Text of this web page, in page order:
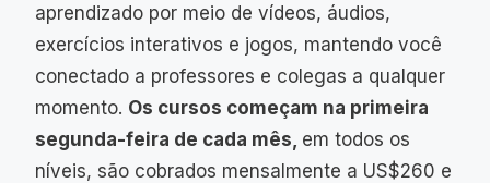
aprendizado por meio de vídeos, áudios,
exercícios interativos e jogos, mantendo você
conectado a professores e colegas a qualquer
momento. Os cursos começam na primeira
segunda-feira de cada mês, em todos os
níveis, são cobrados mensalmente a US$260 e